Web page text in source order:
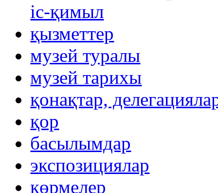
іс-қимыл
қызметтер
музей туралы
музей тарихы
қонақтар,
қор
басылымдар
экспозициялар
көрмелер